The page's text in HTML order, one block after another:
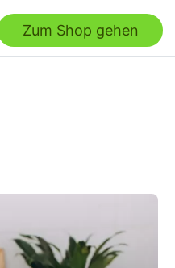
Zum Shop gehen